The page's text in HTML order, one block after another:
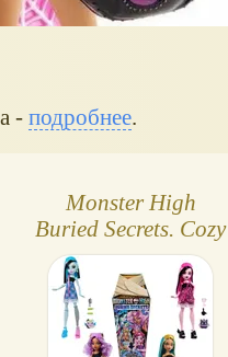
- подробнее.
Monster High
Buried Secrets. Cozy
Creepover (серия 1)
и последующие